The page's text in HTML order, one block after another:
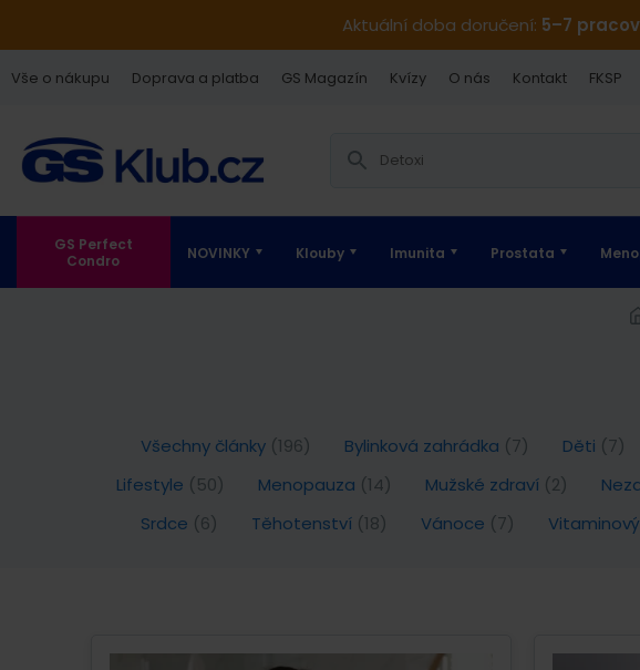
Aktuální doba doručení: 5–7
Vše o nákupu Doprava a platba GS Magazín Kvízy O nás Kontakt FKSP
GS Perfect
Condro
NOVINKY Klouby Imunita Prostata
Všechny články (196) Bylinková zahrádka (7) Děti (7)
Lifestyle (50) Menopauza (14) Mužské zdraví (2)
Srdce (6) Těhotenství (18) Vánoce (7)